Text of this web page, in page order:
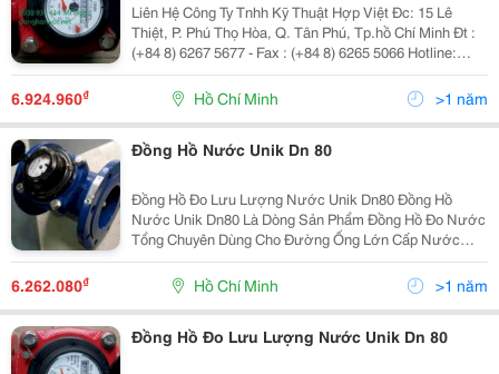
Liên Hệ Công Ty Tnhh Kỹ Thuật Hợp Việt Đc: 15 Lê
Thiệt, P. Phú Thọ Hòa, Q. Tân Phú, Tp.hồ Chí Minh Đt :
(+84 8) 6267 5677 - Fax : (+84 8) 6265 5066 Hotline:
0903 056 455 - 0914654500 Email: Info@Hopviet.vn -
Website: Www.hopviet.vn
6.924.960₫ Hồ Chí Minh >1 năm
Đồng Hồ Nước Unik Dn 80
Đồng Hồ Đo Lưu Lượng Nước Unik Dn80 Đồng Hồ
Nước Unik Dn80 Là Dòng Sản Phẩm Đồng Hồ Đo Nước
Tổng Chuyên Dùng Cho Đường Ống Lớn Cấp Nước
Của Các Tòa Nhà , Chung Cư , Đường Ống Nước Sạch
Chính Của Quận , Huyện Hoặc Dùng Làm Đồng Hồ Đo
Lưu Lượng Nước
6.262.080₫ Hồ Chí Minh >1 năm
Đồng Hồ Đo Lưu Lượng Nước Unik Dn 80